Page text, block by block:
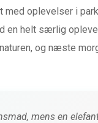
oplevelser i
en helt særlig
og næste
mens en